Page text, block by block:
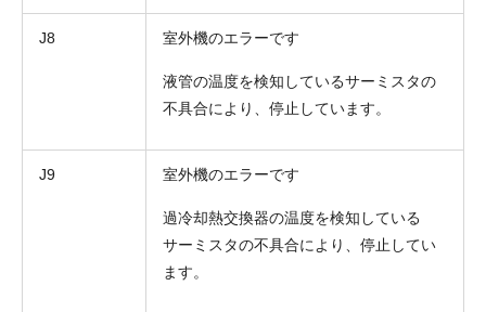
J8 室外機のエラーです
液管の温度を検知しているサーミスタの
不具合により、停止しています。
J9 室外機のエラーです
過冷却熱交換器の温度を検知している
サーミスタの不具合により、停止してい
ます。